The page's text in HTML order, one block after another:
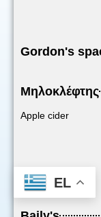
Gordon's
Μηλοκλέφτης
Apple cider
EL